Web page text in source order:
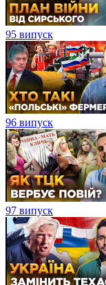
95 випуск
96 випуск
97 випуск